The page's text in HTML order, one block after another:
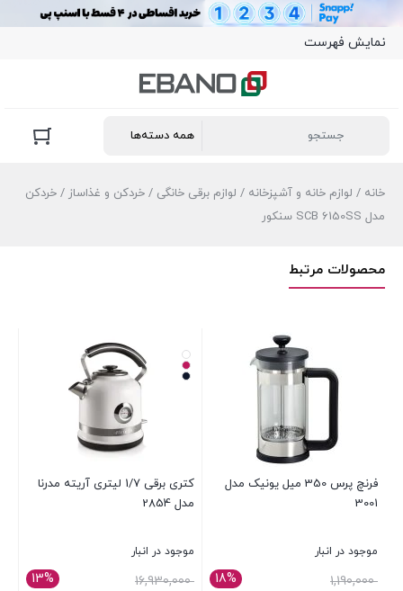
نمایش فهرست
خانه / لوازم خانه و آشپزخانه / لوازم برقی خانگی / خردکن و غذاساز / خردکن
مدل SCB 6150SS سنکور
محصولات مرتبط
فرنچ پرس 350 میل یونیک مدل
3001
موجود در انبار
18% 1,190,000
قیمت
کتری برقی 1/7 لیتری آریته مدرنا
مدل 2854
موجود در انبار
13% 16,930,000